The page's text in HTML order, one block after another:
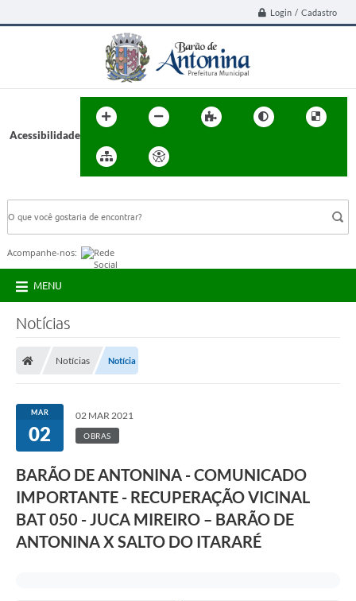
Login / Cadastro
Acessibilidade
Acompanhe-nos:
MENU
Notícias
Notícias Notícia
MAR
02
02 MAR 2021
OBRAS
BARÃO DE ANTONINA - COMUNICADO
IMPORTANTE - RECUPERAÇÃO VICINAL
BAT 050 - JUCA MIREIRO – BARÃO DE
ANTONINA X SALTO DO ITARARÉ